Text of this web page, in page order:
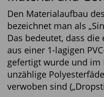
Den Materialaufbau
bezeichnet man als
Das bedeutet, dass
aus einer 1-lagigen
gefertigt wurde und im
unzählige
verwoben sind